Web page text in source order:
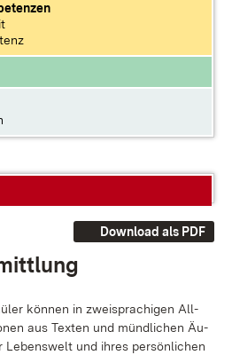
Download als PDF
kön­nen in zwei­spra­chi­gen All­
aus Tex­ten und münd­li­chen Äu­
Le­bens­welt und ih­res per­sön­li­chen